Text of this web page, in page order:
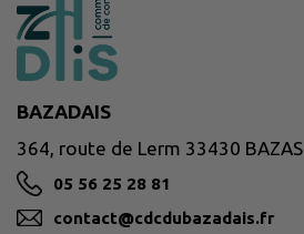
BAZADAIS
364, route de Lerm 33430 BAZAS
05 56 25 28 81
contact@cdcdubazadais.fr